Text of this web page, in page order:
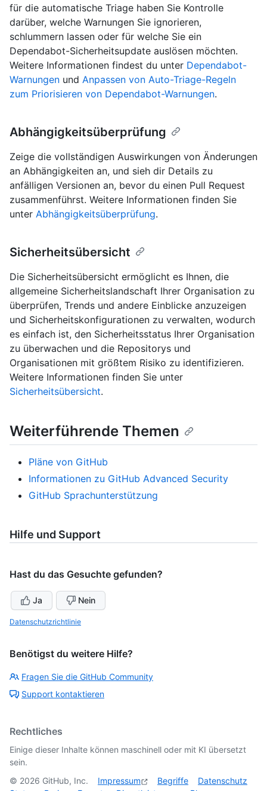
für die automatische Triage haben Sie Kontrolle
darüber, welche Warnungen Sie ignorieren,
schlummern lassen oder für welche Sie ein
Dependabot-Sicherheitsupdate auslösen möchten.
Weitere Informationen findest du unter Dependabot-
Warnungen und Anpassen von Auto-Triage-Regeln
zum Priorisieren von Dependabot-Warnungen.
Abhängigkeitsüberprüfung
Zeige die vollständigen Auswirkungen von Änderungen
an Abhängigkeiten an, und sieh dir Details zu
anfälligen Versionen an, bevor du einen Pull Request
zusammenführst. Weitere Informationen finden Sie
unter Abhängigkeitsüberprüfung.
Sicherheitsübersicht
Die Sicherheitsübersicht ermöglicht es Ihnen, die
allgemeine Sicherheitslandschaft Ihrer Organisation zu
überprüfen, Trends und andere Einblicke anzuzeigen
und Sicherheitskonfigurationen zu verwalten, wodurch
es einfach ist, den Sicherheitsstatus Ihrer Organisation
zu überwachen und die Repositorys und
Organisationen mit größtem Risiko zu identifizieren.
Weitere Informationen finden Sie unter
Sicherheitsübersicht.
Weiterführende Themen
Pläne von GitHub
Informationen zu GitHub Advanced Security
GitHub Sprachunterstützung
Hilfe und Support
Hast du das Gesuchte gefunden?
Ja Nein
Datenschutzrichtlinie
Benötigst du weitere Hilfe?
Fragen Sie die GitHub Community
Support kontaktieren
Rechtliches
Einige dieser Inhalte können maschinell oder mit KI übersetzt
sein.
© 2026 GitHub, Inc. Impressum Begriffe
Datenschutz